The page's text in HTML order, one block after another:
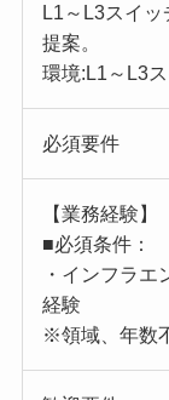
L1～L3スイ
提案。
環境:L1～L3
必須要件
【業務経験】
■必須条件：
・インフラエ
経験
※領域、年数